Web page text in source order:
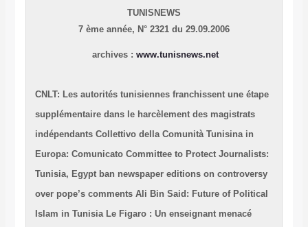
TUNISNEWS
7 ème année, N° 2321 du 29.09.2006
archives : www.tunisnews.net
CNLT: Les autorités tunisiennes franchissent une étape
supplémentaire dans le harcèlement des magistrats
indépendants Collettivo della Comunità Tunisina in
Europa: ComunicatoCommittee to Protect Journalists:
Tunisia, Egypt ban newspaper editions on controversy
over pope’s comments Ali Bin Said: Future of Political
Islam in Tunisia Le Figaro : Un enseignant menacé